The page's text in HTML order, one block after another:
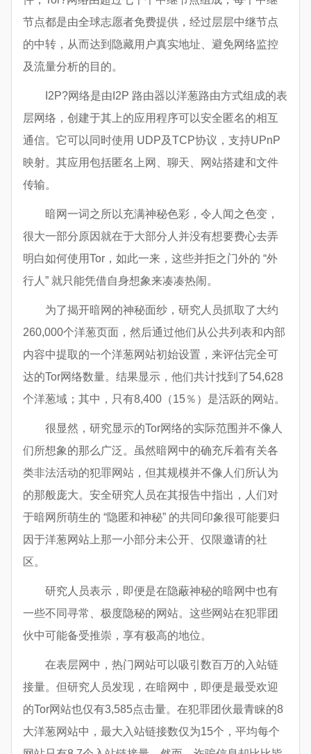
节点都是由全球志愿者免费提供，经过层层中继节点
的中转，从而达到隐藏用户真实地址、避免网络监控
及流量分析的目的。
I2P?网络是由I2P 路由器以洋葱路由方式组成的表
层网络，创建于其上的应用程序可以安全匿名的相互
通信。它可以同时使用 UDP及TCP协议，支持UPnP
映射。其应用包括匿名上网、聊天、网站搭建和文件
传输。
暗网一词之所以充满神秘色彩，令人闻之色变，
很大一部分原因就在于大部分人并没有想要费心去弄
明白如何使用Tor，如此一来，这些并拒之门外的 “外
行人” 就只能凭借自身想象来凑凑热闹。
为了揭开暗网的神秘面纱，研究人员抓取了大约
260,000个洋葱页面，然后通过他们从公共列表和内部
内容中提取的一个洋葱网站初始设置，来评估完全可
达的Tor网络数量。结果显示，他们共计找到了54,628
个洋葱域；其中，只有8,400（15％）是活跃的网站。
很显然，研究显示的Tor网络的实际范围并不像人
们所想象的那么广泛。虽然暗网中的确充斥着有关各
类非法活动的犯罪网站，但其规模并不像人们所认为
的那般庞大。安全研究人员在其报告中指出，人们对
于暗网所萌生的 “隐匿和神秘” 的共同印象很可能要归
因于洋葱网站上那一小部分未公开、仅限邀请的社
区。
研究人员表示，即便是在隐蔽神秘的暗网中也有
一些不同寻常、极度隐秘的网站。这些网站在犯罪团
伙中可能备受推崇，享有极高的地位。
在表层网中，热门网站可以吸引数百万的入站链
接量。但研究人员发现，在暗网中，即便是最受欢迎
的Tor网站也仅有3,585点击量。在犯罪团伙最青睐的8
大洋葱网站中，最大入站链接数仅为15个，平均每个